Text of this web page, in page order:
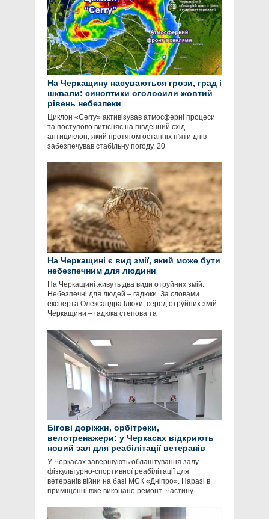
На Черкащину насуваються грози, град і
шквали: синоптики оголосили жовтий
рівень небезпеки
Циклон «Cerry» активізував атмосферні процеси
та поступово витісняє на південний схід
антициклон, який протягом останніх п'яти днів
забезпечував стабільну погоду. 20
На Черкащині є вид змії, який може бути
небезпечним для людини
На Черкащині живуть два види отруйних змій.
Небезпечні для людей – гадюки. За словами
експерта Олександра Ілюхи, серед отруйних змій
Черкащини – гадюка степова та
Бігові доріжки, орбітреки,
велотренажери: у Черкасах відкриють
новий зал для реабілітації ветеранів
У Черкасах завершують облаштування залу
фізкультурно-спортивної реабілітації для
ветеранів війни на базі МСК «Дніпро». Наразі в
приміщенні вже виконано ремонт. Частину